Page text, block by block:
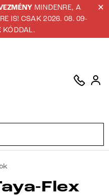
MINDENRE, A
IS! CSAK 2026. 08. 09-
KÓDDAL.
Flex